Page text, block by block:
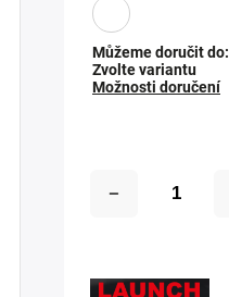
Můžeme doručit do:
Zvolte variantu
Možnosti doručení